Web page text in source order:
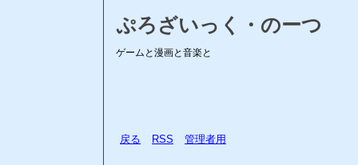
ぷろざいっく・のーつ
ゲームと漫画と音楽と
戻る RSS 管理者用